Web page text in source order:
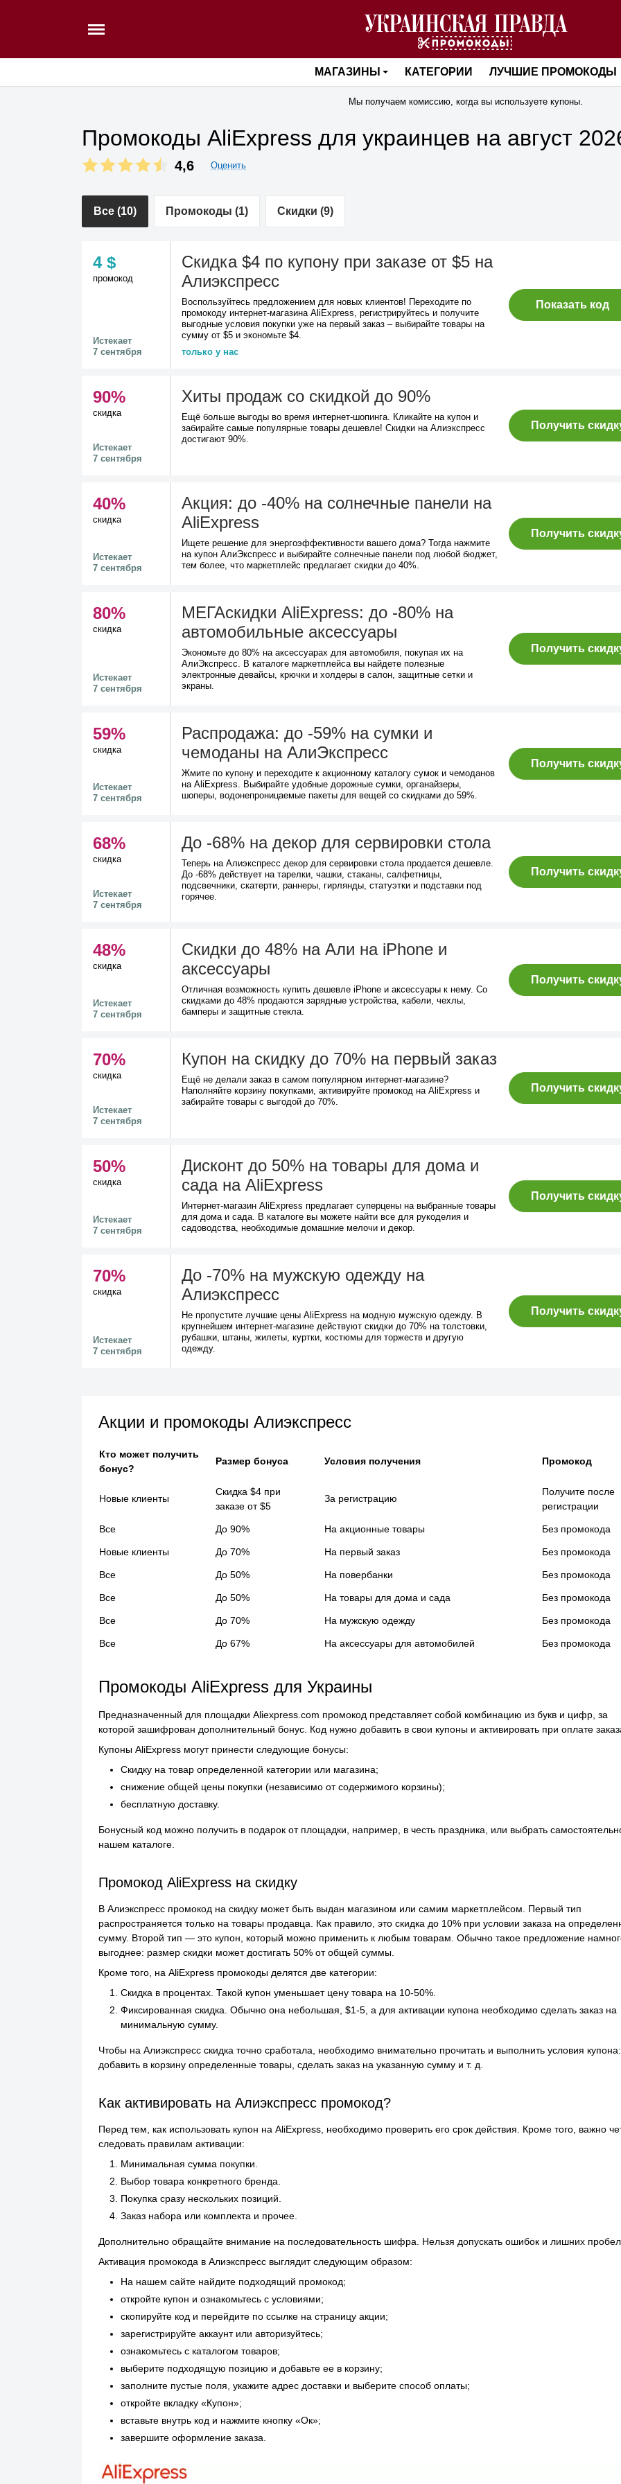
МАГАЗИНЫ КАТЕГОРИИ ЛУЧШИЕ ПРОМОКОДЫ
Мы получаем комиссию, когда вы используете купоны.
Промокоды AliExpress для украинцев на август
4,6 Оценить
Все (10) Промокоды (1) Скидки (9)
4 $
промокод
Истекает
7 сентября
Скидка $4 по купону при заказе от $5 на
Алиэкспресс
Воспользуйтесь предложением для новых клиентов! Переходите по
промокоду интернет-магазина AliExpress, регистрируйтесь и получите
выгодные условия покупки уже на первый заказ – выбирайте товары на
сумму от $5 и экономьте $4.
только у нас
Показать код
90%
скидка
Истекает
7 сентября
Хиты продаж со скидкой до 90%
Ещё больше выгоды во время интернет-шопинга. Кликайте на купон и
забирайте самые популярные товары дешевле! Скидки на Алиэкспресс
достигают 90%.
Получить
40%
скидка
Истекает
7 сентября
Акция: до -40% на солнечные панели на
AliExpress
Ищете решение для энергоэффективности вашего дома? Тогда нажмите
на купон АлиЭкспресс и выбирайте солнечные панели под любой бюджет,
тем более, что маркетплейс предлагает скидки до 40%.
Получить
80%
скидка
Истекает
7 сентября
МЕГАскидки AliExpress: до -80% на
автомобильные аксессуары
Экономьте до 80% на аксессуарах для автомобиля, покупая их на
АлиЭкспресс. В каталоге маркетплейса вы найдете полезные
электронные девайсы, крючки и холдеры в салон, защитные сетки и
экраны.
Получить
59%
скидка
Истекает
7 сентября
Распродажа: до -59% на сумки и
чемоданы на АлиЭкспресс
Жмите по купону и переходите к акционному каталогу сумок и чемоданов
на AliExpress. Выбирайте удобные дорожные сумки, органайзеры,
шоперы, водонепроницаемые пакеты для вещей со скидками до 59%.
Получить
68%
скидка
Истекает
7 сентября
До -68% на декор для сервировки стола
Теперь на Алиэкспресс декор для сервировки стола продается дешевле.
До -68% действует на тарелки, чашки, стаканы, салфетницы,
подсвечники, скатерти, раннеры, гирлянды, статуэтки и подставки под
горячее.
Получить
48%
скидка
Истекает
7 сентября
Скидки до 48% на Али на iPhone и
аксессуары
Отличная возможность купить дешевле iPhone и аксессуары к нему. Со
скидками до 48% продаются зарядные устройства, кабели, чехлы,
бамперы и защитные стекла.
Получить
70%
скидка
Истекает
7 сентября
Купон на скидку до 70% на первый заказ
Ещё не делали заказ в самом популярном интернет-магазине?
Наполняйте корзину покупками, активируйте промокод на AliExpress и
забирайте товары с выгодой до 70%.
Получить
50%
скидка
Истекает
7 сентября
Дисконт до 50% на товары для дома и
сада на AliExpress
Интернет-магазин AliExpress предлагает суперцены на выбранные товары
для дома и сада. В каталоге вы можете найти все для рукоделия и
садоводства, необходимые домашние мелочи и декор.
Получить
70%
скидка
Истекает
7 сентября
До -70% на мужскую одежду на
Алиэкспресс
Не пропустите лучшие цены AliExpress на модную мужскую одежду. В
крупнейшем интернет-магазине действуют скидки до 70% на толстовки,
рубашки, штаны, жилеты, куртки, костюмы для торжеств и другую
одежду.
Получить
Акции и промокоды Алиэкспресс
Кто может получить
бонус?
Размер бонуса Условия получения Промокод
Новые клиенты
Скидка $4 при
заказе от $5
За регистрацию
Получите после
регистрации
Все До 90% На акционные товары Без промокода
Новые клиенты До 70% На первый заказ Без промокода
Все До 50% На повербанки Без промокода
Все До 50% На товары для дома и сада Без промокода
Все До 70% На мужскую одежду Без промокода
Все До 67% На аксессуары для автомобилей Без промокода
Промокоды AliExpress для Украины
Предназначенный для площадки Aliexpress.com промокод представляет собой комбинацию из букв и цифр, за
которой зашифрован дополнительный бонус. Код нужно добавить в свои купоны и активировать при оплате
Купоны AliExpress могут принести следующие бонусы:
Скидку на товар определенной категории или магазина;
снижение общей цены покупки (независимо от содержимого корзины);
бесплатную доставку.
Бонусный код можно получить в подарок от площадки, например, в честь праздника, или выбрать
нашем каталоге.
Промокод AliExpress на скидку
В Алиэкспресс промокод на скидку может быть выдан магазином или самим маркетплейсом. Первый тип
распространяется только на товары продавца. Как правило, это скидка до 10% при условии заказа на
сумму. Второй тип — это купон, который можно применить к любым товарам. Обычно такое предложение
выгоднее: размер скидки может достигать 50% от общей суммы.
Кроме того, на AliExpress промокоды делятся две категории:
Скидка в процентах. Такой купон уменьшает цену товара на 10-50%.
Фиксированная скидка. Обычно она небольшая, $1-5, а для активации купона необходимо сделать заказ на
минимальную сумму.
Чтобы на Алиэкспресс скидка точно сработала, необходимо внимательно прочитать и выполнить условия купона:
добавить в корзину определенные товары, сделать заказ на указанную сумму и т. д.
Как активировать на Алиэкспресс промокод?
Перед тем, как использовать купон на AliExpress, необходимо проверить его срок действия. Кроме того, важно
следовать правилам активации:
Минимальная сумма покупки.
Выбор товара конкретного бренда.
Покупка сразу нескольких позиций.
Заказ набора или комплекта и прочее.
Дополнительно обращайте внимание на последовательность шифра. Нельзя допускать ошибок и лишних
Активация промокода в Алиэкспресс выглядит следующим образом:
На нашем сайте найдите подходящий промокод;
откройте купон и ознакомьтесь с условиями;
скопируйте код и перейдите по ссылке на страницу акции;
зарегистрируйте аккаунт или авторизуйтесь;
ознакомьтесь с каталогом товаров;
выберите подходящую позицию и добавьте ее в корзину;
заполните пустые поля, укажите адрес доставки и выберите способ оплаты;
откройте вкладку «Купон»;
вставьте внутрь код и нажмите кнопку «Ок»;
завершите оформление заказа.